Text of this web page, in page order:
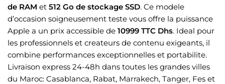
de RAM et 512 Go de stockage SSD. Ce modele
d’occasion soigneusement teste vous offre la puissance
Apple a un prix accessible de 10999 TTC Dhs. Ideal pour
les professionnels et createurs de contenu exigeants, il
combine performances exceptionnelles et portabilite.
Livraison express 24-48h dans toutes les grandes villes
du Maroc: Casablanca, Rabat, Marrakech, Tanger, Fes et